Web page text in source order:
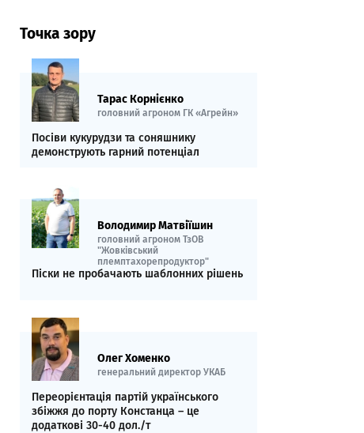
Точка зору
Тарас Корнієнко
головний агроном ГК «Агрейн»
Посіви кукурудзи та соняшнику
демонструють гарний потенціал
Володимир Матвіїшин
головний агроном ТзОВ
"Жовківський
племптахорепродуктор"
Піски не пробачають шаблонних рішень
Олег Хоменко
генеральний директор УКАБ
Переорієнтація партій українського
збіжжя до порту Констанца – це
додаткові 30-40 дол./т